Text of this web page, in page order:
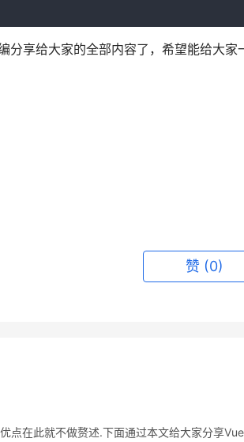
享给大家的全部内容了，希望能给大家
赞 (0)
点在此就不做赘述.下面通过本文给大家分享